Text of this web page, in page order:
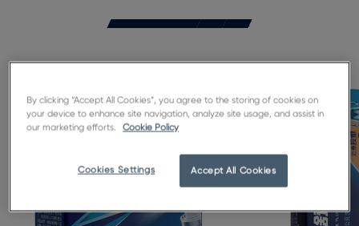
什麼是皮癬菌？股癬體癬
By clicking “Accept All Cookies”, you agree to the storing of cookies on
your device to enhance site navigation, analyze site usage, and assist in
our marketing efforts.
Cookie Policy
Accept All Cookies
Cookies Settings